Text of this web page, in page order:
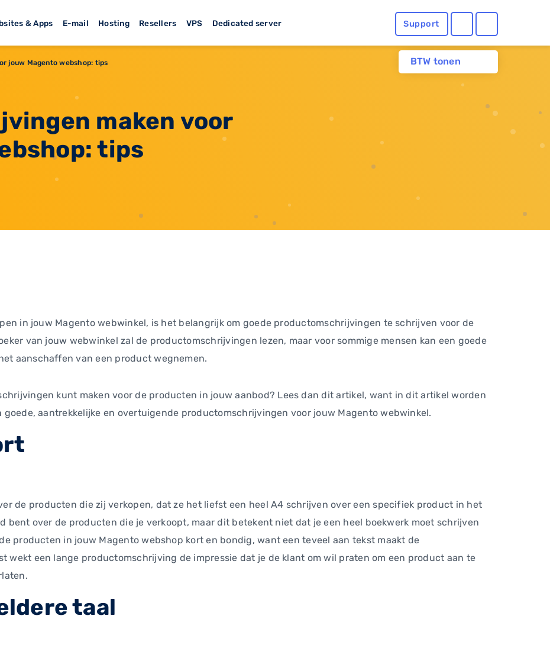
& Apps E-mail Hosting Resellers VPS Dedicated server Support
BTW tonen
jouw Magento webshop: tips
maken voor
tips
in jouw Magento webwinkel, is het belangrijk om goede productomschrijvingen te schrijven voor de
van jouw webwinkel zal de productomschrijvingen lezen, maar voor sommige mensen kan een goede
aanschaffen van een product wegnemen.
kunt maken voor de producten in jouw aanbod? Lees dan dit artikel, want in dit artikel worden
aantrekkelijke en overtuigende productomschrijvingen voor jouw Magento webwinkel.
de producten die zij verkopen, dat ze het liefst een heel A4 schrijven over een specifiek product in het
bent over de producten die je verkoopt, maar dit betekent niet dat je een heel boekwerk moet schrijven
producten in jouw Magento webshop kort en bondig, want een teveel aan tekst maakt de
wekt een lange productomschrijving de impressie dat je de klant om wil praten om een product aan te
taal